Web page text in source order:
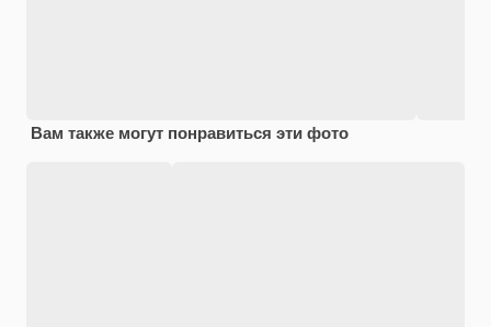
Вам также могут понравиться эти фото